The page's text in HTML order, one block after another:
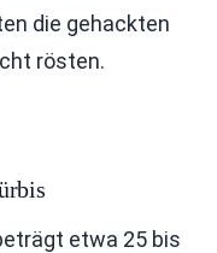
die gehackten
rösten.
etwa 25 bis